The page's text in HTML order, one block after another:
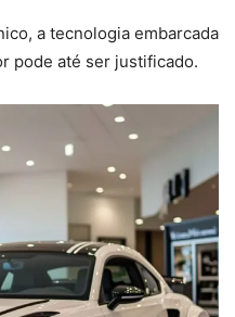
a tecnologia embarcada
pode até ser justificado.